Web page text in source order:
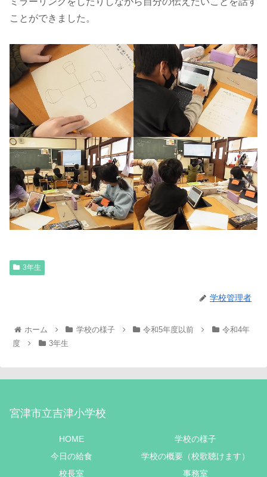
ことができました。
3年生
学校管理者
ホーム 学校の様子 令和5年度以前
令和4年
度
3年生
宮津市立吉津小学校
HOME
学校の様子
今日の給食
学校の概要（校歌聴けます）
校長室
事務室